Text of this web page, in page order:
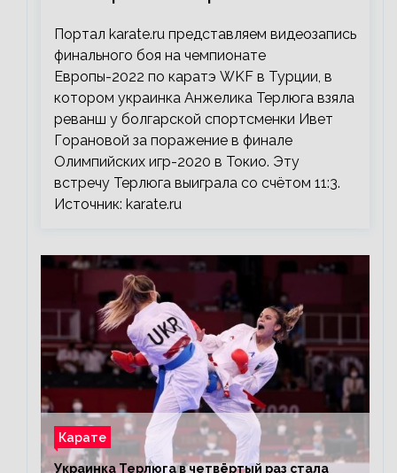
Портал karate.ru представляем видеозапись
финального боя на чемпионате
Европы-2022 по каратэ WKF в Турции, в
котором украинка Анжелика Терлюга взяла
реванш у болгарской спортсменки Ивет
Горановой за поражение в финале
Олимпийских игр-2020 в Токио. Эту
встречу Терлюга выиграла со счётом 11:3.
Источник: karate.ru
Карате
Украинка Терлюга в четвёртый раз стала